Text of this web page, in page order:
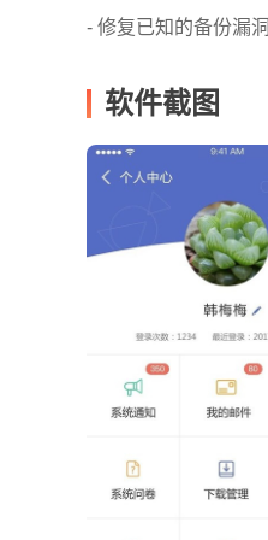
- 修复已知的备份漏洞
软件截图